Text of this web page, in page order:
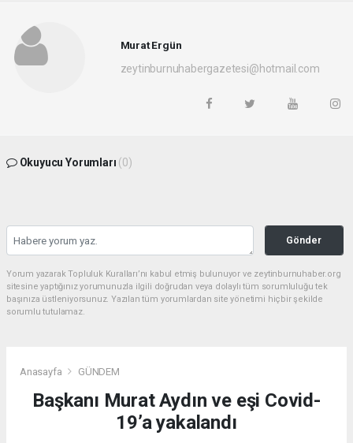
Murat Ergün
zeytinburnuhabergazetesi@hotmail.com
Okuyucu Yorumları (0)
Gönder
Yorum yazarak Topluluk Kuralları’nı kabul etmiş bulunuyor ve zeytinburnuhaber.org
sitesine yaptığınız yorumunuzla ilgili doğrudan veya dolaylı tüm sorumluluğu tek
başınıza üstleniyorsunuz. Yazılan tüm yorumlardan site yönetimi hiçbir şekilde
sorumlu tutulamaz.
Anasayfa GÜNDEM
Başkanı Murat Aydın ve eşi Covid-
19’a yakalandı